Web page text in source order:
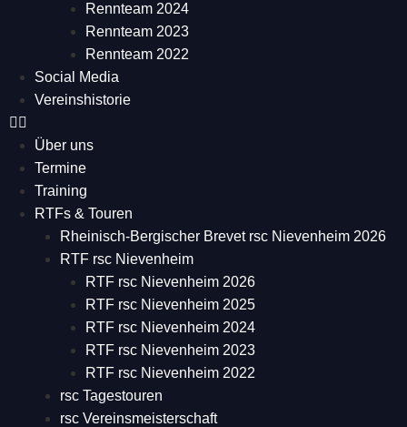
Rennteam 2024
Rennteam 2023
Rennteam 2022
Social Media
Vereinshistorie
Über uns
Termine
Training
RTFs & Touren
Rheinisch-Bergischer Brevet rsc Nievenheim 2026
RTF rsc Nievenheim
RTF rsc Nievenheim 2026
RTF rsc Nievenheim 2025
RTF rsc Nievenheim 2024
RTF rsc Nievenheim 2023
RTF rsc Nievenheim 2022
rsc Tagestouren
rsc Vereinsmeisterschaft